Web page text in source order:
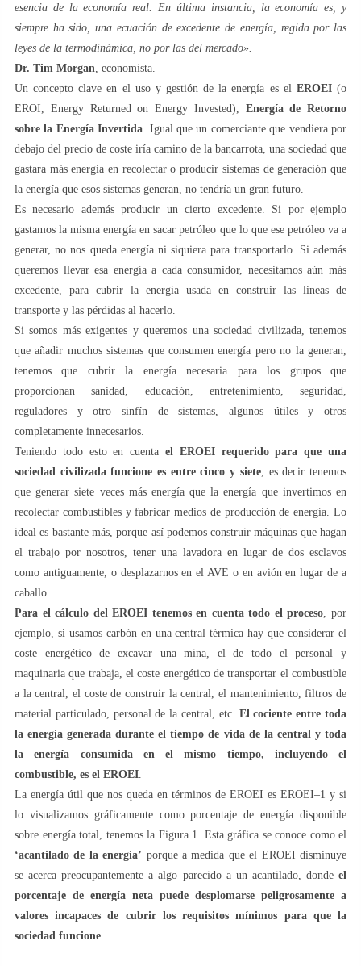
esencia de la economía real. En última instancia, la economía es, y
siempre ha sido, una ecuación de excedente de energía, regida por las
leyes de la termodinámica, no por las del mercado».
Dr. Tim Morgan , economista.
Un concepto clave en el uso y gestión de la energía es el EROEI(o
EROI, Energy Returned on Energy Invested), Energía de Retorno
sobre la Energía Invertida . Igual que un comerciante que vendiera por
debajo del precio de coste iría camino de la bancarrota, una sociedad que
gastara más energía en recolectar o producir sistemas de generación que
la energía que esos sistemas generan, no tendría un gran futuro.
Es necesario además producir un cierto excedente. Si por ejemplo
gastamos la misma energía en sacar petróleo que lo que ese petróleo va a
generar, no nos queda energía ni siquiera para transportarlo. Si además
queremos llevar esa energía a cada consumidor, necesitamos aún más
excedente, para cubrir la energía usada en construir las lineas de
transporte y las pérdidas al hacerlo.
Si somos más exigentes y queremos una sociedad civilizada, tenemos
que añadir muchos sistemas que consumen energía pero no la generan,
tenemos que cubrir la energía necesaria para los grupos que
proporcionan sanidad, educación, entretenimiento, seguridad,
reguladores y otro sinfín de sistemas, algunos útiles y otros
completamente innecesarios.
Teniendo todo esto en cuenta el EROEI requerido para que una
sociedad civilizada funcione es entre cinco y siete, es decir tenemos
que generar siete veces más energía que la energía que invertimos en
recolectar combustibles y fabricar medios de producción de energía. Lo
ideal es bastante más, porque así podemos construir máquinas que hagan
el trabajo por nosotros, tener una lavadora en lugar de dos esclavos
como antiguamente, o desplazarnos en el AVE o en avión en lugar de a
caballo.
Para el cálculo del EROEI tenemos en cuenta todo el proceso , por
ejemplo, si usamos carbón en una central térmica hay que considerar el
coste energético de excavar una mina, el de todo el personal y
maquinaria que trabaja, el coste energético de transportar el combustible
a la central, el coste de construir la central, el mantenimiento, filtros de
material particulado, personal de la central, etc. El cociente entre toda
la energía generada durante el tiempo de vida de la central y toda
la energía consumida en el mismo tiempo, incluyendo el
combustible, es el EROEI
La energía útil que nos queda en términos de EROEI es EROEI–1 y si
lo visualizamos gráficamente como porcentaje de energía disponible
sobre energía total, tenemos la Figura 1. Esta gráfica se conoce como el
‘acantilado de la energía’ porque a medida que el EROEI disminuye
se acerca preocupantemente a algo parecido a un acantilado, donde el
porcentaje de energía neta puede desplomarse peligrosamente a
valores incapaces de cubrir los requisitos mínimos para que la
sociedad funcione